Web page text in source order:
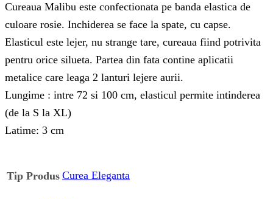
Cureaua Malibu este confectionata pe banda elastica de
culoare rosie. Inchiderea se face la spate, cu capse.
Elasticul este lejer, nu strange tare, cureaua fiind potrivita
pentru orice silueta. Partea din fata contine aplicatii
metalice care leaga 2 lanturi lejere aurii.
Lungime : intre 72 si 100 cm, elasticul permite intinderea
(de la S la XL)
Latime: 3 cm
Tip Produs Curea Eleganta